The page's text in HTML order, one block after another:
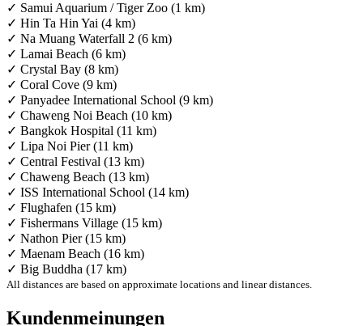
✓ Samui Aquarium / Tiger Zoo (1 km)
✓ Hin Ta Hin Yai (4 km)
✓ Na Muang Waterfall 2 (6 km)
✓ Lamai Beach (6 km)
✓ Crystal Bay (8 km)
✓ Coral Cove (9 km)
✓ Panyadee International School (9 km)
✓ Chaweng Noi Beach (10 km)
✓ Bangkok Hospital (11 km)
✓ Lipa Noi Pier (11 km)
✓ Central Festival (13 km)
✓ Chaweng Beach (13 km)
✓ ISS International School (14 km)
✓ Flughafen (15 km)
✓ Fishermans Village (15 km)
✓ Nathon Pier (15 km)
✓ Maenam Beach (16 km)
✓ Big Buddha (17 km)
All distances are based on approximate locations and linear distances.
Kundenmeinungen